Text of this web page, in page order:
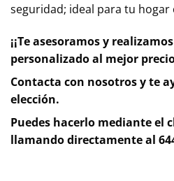
seguridad; ideal para tu hogar
¡¡Te asesoramos y
personalizado al mejor
Contacta con nosotros y te
elección.
Puedes hacerlo mediante el
llamando directamente al